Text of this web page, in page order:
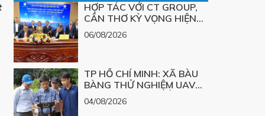
HỢP TÁC VỚI CT GROUP,
CẦN THƠ KỲ VỌNG HIỆN
THỰC HÓA LỜI GIẢI CÔNG
NGHỆ CHO CÁC BÀI TOÁN
06/08/2026
TP HỒ CHÍ MINH: XÃ BÀU
BÀNG THỬ NGHIỆM UAV
XÂY DỰNG BẢN ĐỒ 3D
04/08/2026